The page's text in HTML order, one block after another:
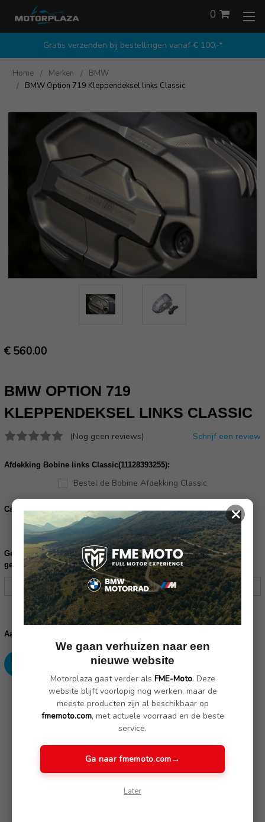
Gratis verzenden bij bestellingen vanaf € 100,-*
0
Home Merken
BMW
BMW Option 719 Kleppendeksel links Classic
€ 560.00
BMW OPTION 719
KLEPPENDEKSEL LINKS CLASSIC
(Nog geen reviews) Schrijf een review
Afdekking Bobine links Classic(11128393255):
Bestel de Bobine Afdekking Classic
Carrosseriebout zonder kraag 2x(18518529128):
Bestel de Carrosseriebouten
Gelieve uw frame nummer in te vullen ter controle of dit product
geschikt is voor uw motor:
Huidige
voorraad:
Aantal:
aantallen:
SKU: 11128394701
De Option 719 stijlvariant Classic geeft je motorfiets een
contrasteren op een klassieke manier met geanodiseerde
×
We gaan verhuizen naar een
nieuwe website
Motorplaza gaat verder als FME-Moto. Deze
website blijft voorlopig nog werken, maar de
meeste producten zijn al beschikbaar op
fmemoto.com, met actuele voorraad en de beste
service.
Ga naar fmemoto.com→
Later